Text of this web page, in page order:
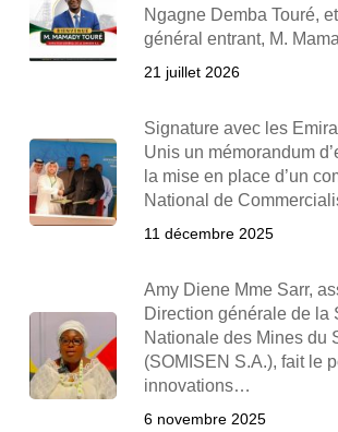
Ngagne Demba Touré,
général entrant, M.
21 juillet 2026
Signature avec les
Unis un mémorandum
la mise en place d’un
National de
11 décembre 2025
Amy Diene Mme Sarr,
Direction générale de la
Nationale des Mines du
(SOMISEN S.A.), fait le
innovations…
6 novembre 2025